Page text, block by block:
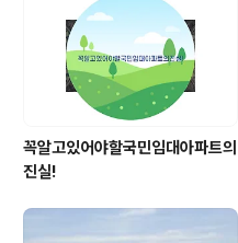
립하라는 지시로 어떻게 진행 될지 관
성가족부에 문의해 본 결과 《여성가족
아이돌보미 국가자격증 제도와 대규모 ..
꼭알고있어야할국민임대아파트의
진실!